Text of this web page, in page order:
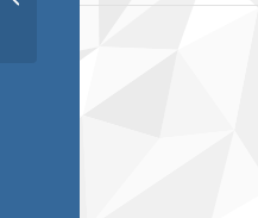
générale